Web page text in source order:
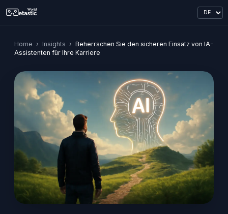
Home › Insights › Beherrschen Sie den sicheren Einsatz von IA-
Assistenten für Ihre Karriere